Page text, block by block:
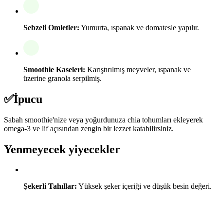
Sebzeli Omletler: Yumurta, ıspanak ve domatesle yapılır.
Smoothie Kaseleri: Karıştırılmış meyveler, ıspanak ve
üzerine granola serpilmiş.
✅İpucu
Sabah smoothie'nize veya yoğurdunuza chia tohumları ekleyerek
omega-3 ve lif açısından zengin bir lezzet katabilirsiniz.
Yenmeyecek yiyecekler
Şekerli Tahıllar: Yüksek şeker içeriği ve düşük besin değeri.